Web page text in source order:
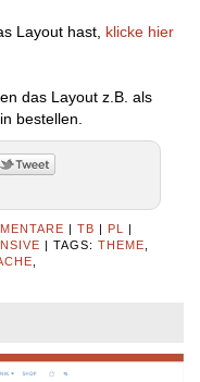
Layout hast, klicke hier
das Layout z.B. als
bestellen.
| TB | PL
|
| TAGS: THEME